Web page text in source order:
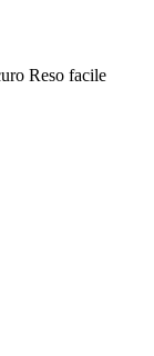
Reso facile